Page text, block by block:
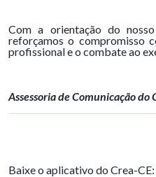
Com a orientação do
reforçamos o compromisso
profissional e o combate ao
Assessoria de Comunicação do
Baixe o aplicativo do Crea-CE: